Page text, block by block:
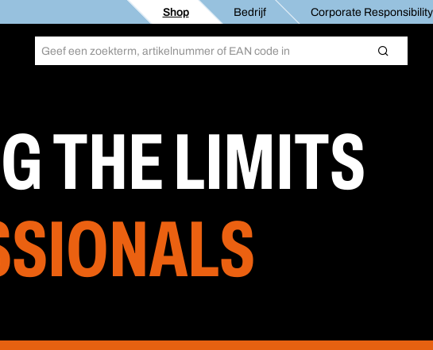
Shop Bedrijf Corporate Responsibility
THE LIMITS